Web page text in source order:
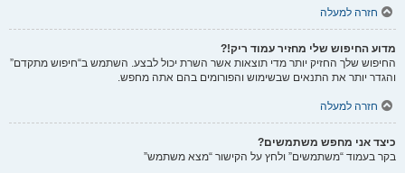
חזרה למעלה
מדוע החיפוש שלי מחזיר עמוד ריק!?
החיפוש שלך החזיק יותר מדי תוצאות אשר השרת יכול לבצע. השתמש ב“חיפוש מתקדם”
והגדר יותר את התנאים שבשימוש והפורומים בהם אתה מחפש.
חזרה למעלה
כיצד אני מחפש משתמשים?
בקר בעמוד “משתמשים” ולחץ על הקישור “מצא משתמש”